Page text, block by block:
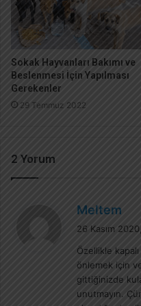
Sokak Hayvanları Bakımı ve
Beslenmesi İçin Yapılması
Gerekenler
29 Temmuz 2022
2 Yorum
Meltem
i
k
i
26 Kasım
Özellikle
önlemek için
gittiğinizde
unutmayın.